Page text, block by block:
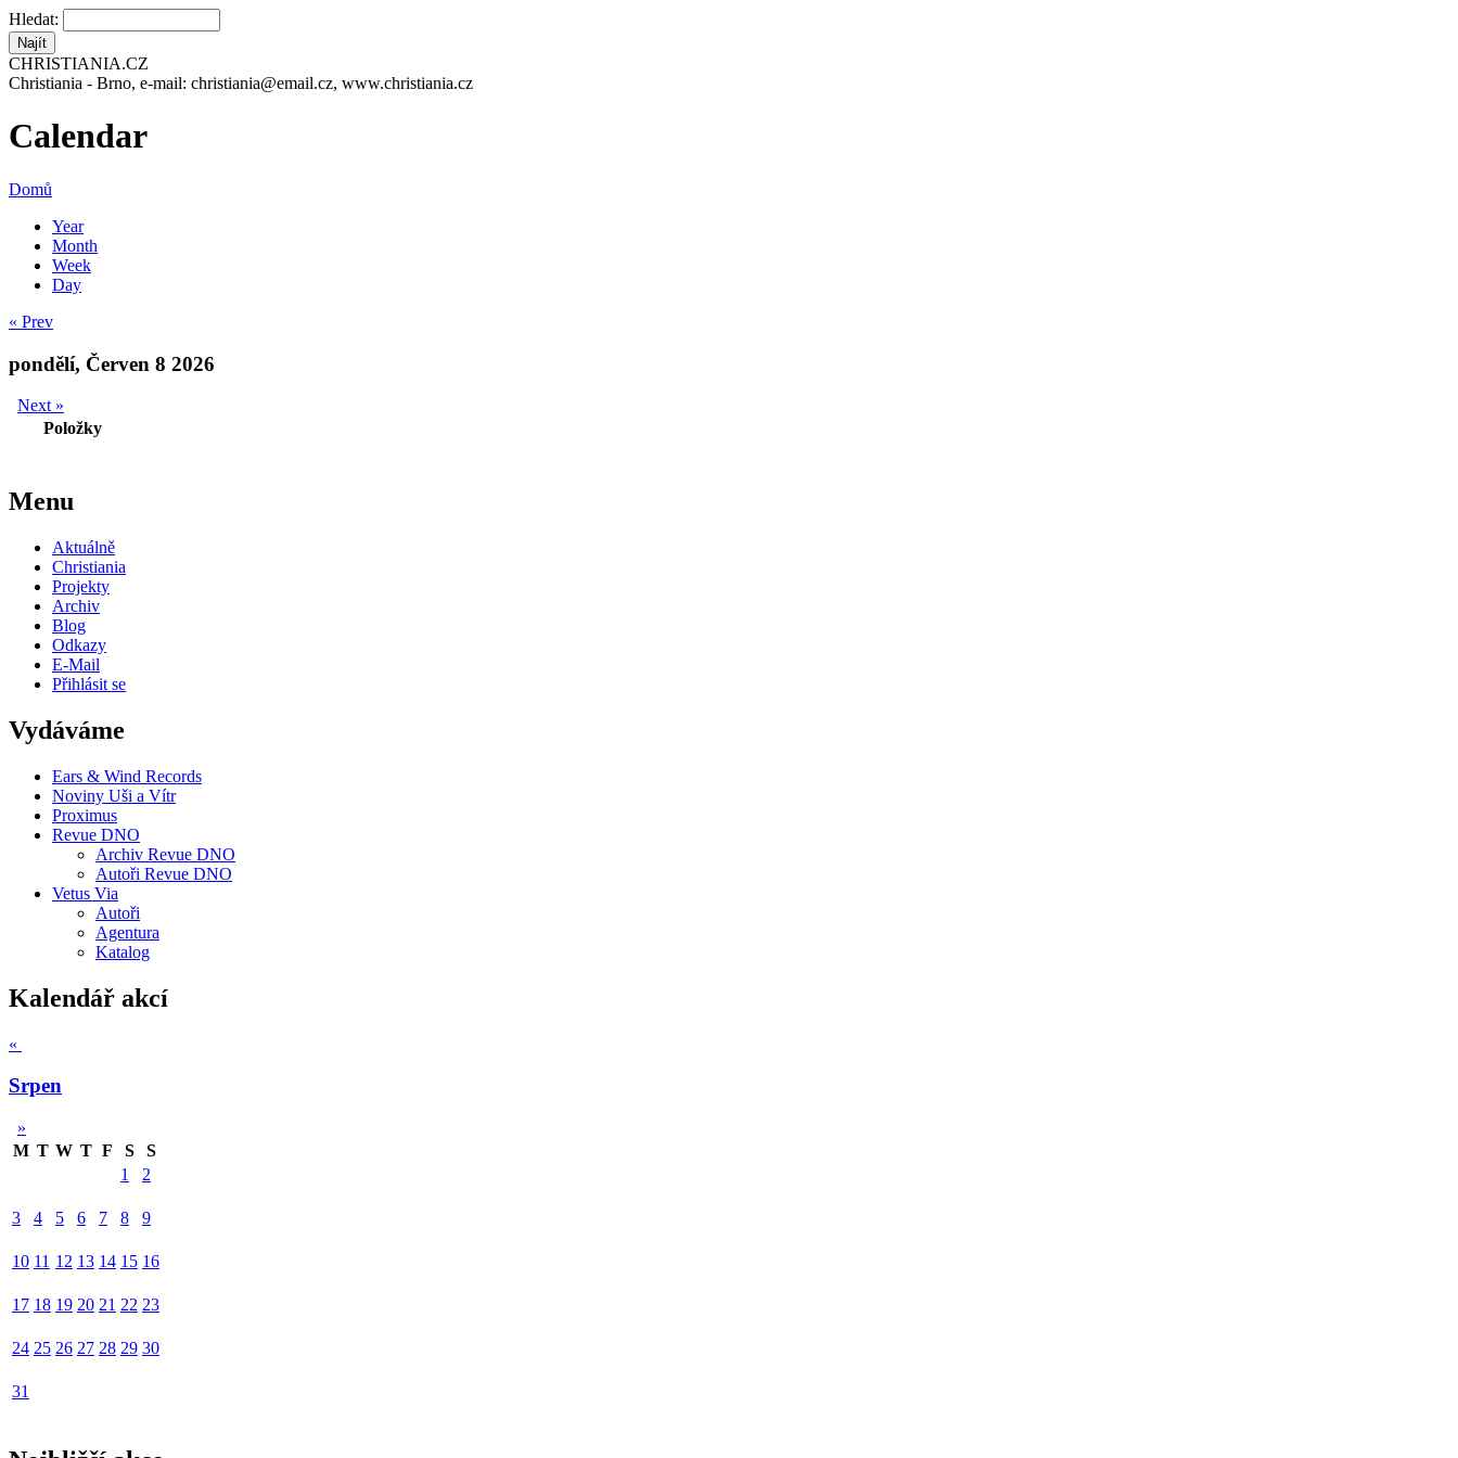
Hledat:
CHRISTIANIA.CZ
Christiania - Brno, e-mail: christiania@email.cz, www.christiania.cz
Calendar
Domů
Year
Month
Week
Day
« Prev
pondělí, Červen 8 2026
Next »
Položky
Menu
Aktuálně
Christiania
Projekty
Archiv
Blog
Odkazy
E-Mail
Přihlásit se
Vydáváme
Ears & Wind Records
Noviny Uši a Vítr
Proximus
Revue DNO
Archiv Revue DNO
Autoři Revue DNO
Vetus Via
Autoři
Agentura
Katalog
Kalendář akcí
«
Srpen
»
M T W T F S
S
1
2
3 4 5 6 7 8 9
10 11 12 13 14 15 16
17 18 19 20 21 22 23
24 25 26 27 28 29 30
31